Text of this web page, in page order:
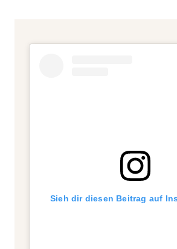
Sieh dir diesen Beitrag auf